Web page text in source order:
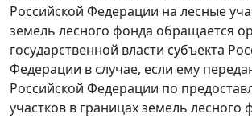
Российской Федерации на лесные
земель лесного фонда обращается
государственной власти субъекта
Федерации в случае, если ему
Российской Федерации по
участков в границах земель лесного